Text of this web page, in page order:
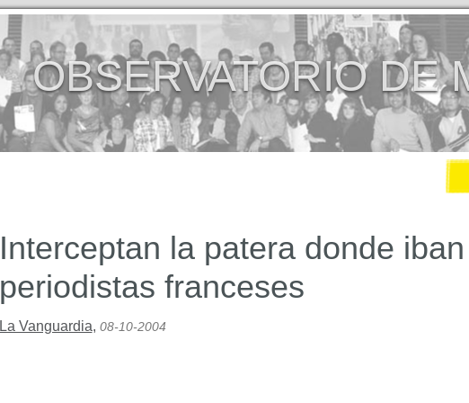
OBSERVATORIO DE
Interceptan la patera donde
periodistas franceses
La Vanguardia, 08-10-2004